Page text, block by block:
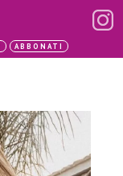
ABBONATI